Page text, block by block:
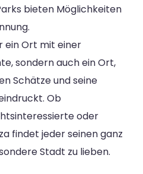
bieten Möglichkeiten
ein Ort mit einer
sondern auch ein Ort,
Schätze und seine
Ob
oder
findet jeder seinen ganz
Stadt zu lieben.